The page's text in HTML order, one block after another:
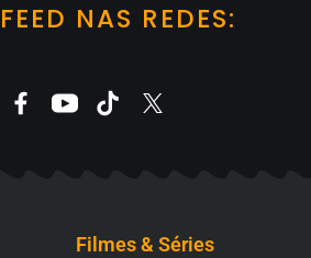
NAS REDES:
Filmes & Séries